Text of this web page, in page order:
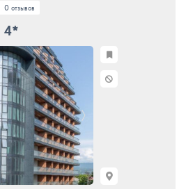
0 отзывов
4*